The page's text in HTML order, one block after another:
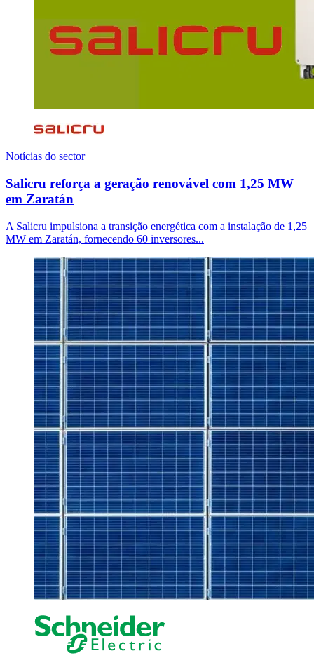
Notícias do sector
Salicru reforça a geração renovável com 1,25 MW
em Zaratán
A Salicru impulsiona a transição energética com a instalação de 1,25
MW em Zaratán, fornecendo 60 inversores...